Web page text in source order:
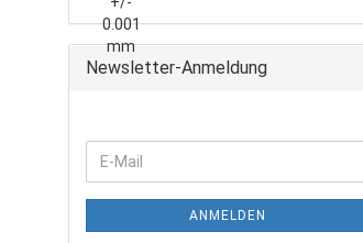
Newsletter-Anmeldung
ANMELDEN